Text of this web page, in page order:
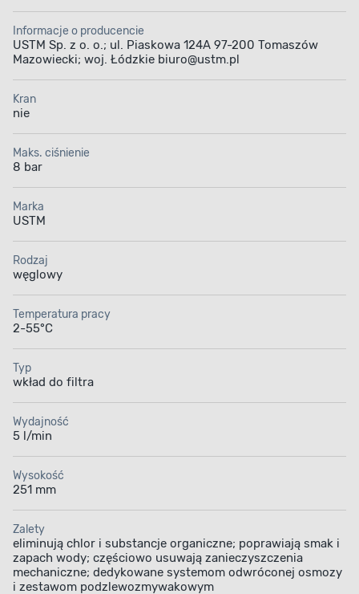
Informacje o producencie
USTM Sp. z o. o.; ul. Piaskowa 124A 97-200 Tomaszów
Mazowiecki; woj. Łódzkie biuro@ustm.pl
Kran
nie
Maks. ciśnienie
8 bar
Marka
USTM
Rodzaj
węglowy
Temperatura pracy
2-55°C
Typ
wkład do filtra
Wydajność
5 l/min
Wysokość
251 mm
Zalety
eliminują chlor i substancje organiczne; poprawiają smak i
zapach wody; częściowo usuwają zanieczyszczenia
mechaniczne; dedykowane systemom odwróconej osmozy
i zestawom podzlewozmywakowym